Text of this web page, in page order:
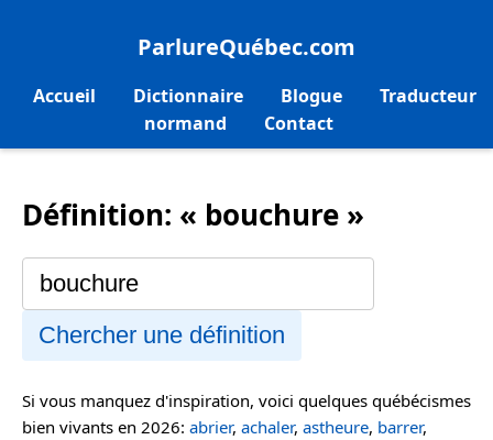
ParlureQuébec.com
Accueil Dictionnaire Blogue
Traducteur
normand
Contact
Définition: « bouchure »
Chercher une définition
Si vous manquez d'inspiration, voici quelques québécismes
bien vivants en 2026: abrier, achaler, astheure, barrer,